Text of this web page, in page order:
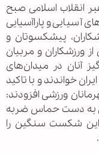
انقلاب اسلامی صبح
آسیایی و پاراآسیایی
پیشکسوتان و
ورزشکاران و مربیان
آنان در میدان‌های
خواندند و با تاکید
ورزشی افزودند:
به دست حماس ضربه
شکست سنگین را